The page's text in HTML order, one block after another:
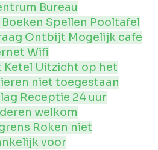
Bureau
Boeken Spellen Pooltafel
Ontbijt Mogelijk cafe
Wifi
Ketel Uitzicht op het
niet toegestaan
Receptie 24 uur
welkom
Roken niet
voor